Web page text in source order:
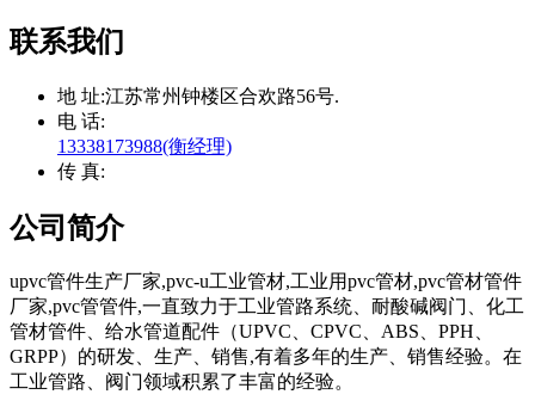
联系我们
地 址:江苏常州钟楼区合欢路56号.
电 话:
13338173988(衡经理)
传 真:
公司简介
upvc管件生产厂家,pvc-u工业管材,工业用pvc管材,pvc管材管件
厂家,pvc管管件,一直致力于工业管路系统、耐酸碱阀门、化工
管材管件、给水管道配件（UPVC、CPVC、ABS、PPH、
GRPP）的研发、生产、销售,有着多年的生产、销售经验。在
工业管路、阀门领域积累了丰富的经验。